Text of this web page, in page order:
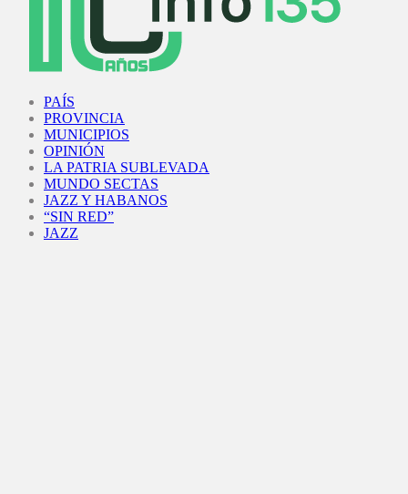
PAÍS
PROVINCIA
MUNICIPIOS
OPINIÓN
LA PATRIA SUBLEVADA
MUNDO SECTAS
JAZZ Y HABANOS
“SIN RED”
JAZZ